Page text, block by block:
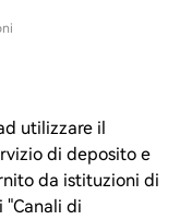
utilizzare il
di deposito e
da istituzioni di
di